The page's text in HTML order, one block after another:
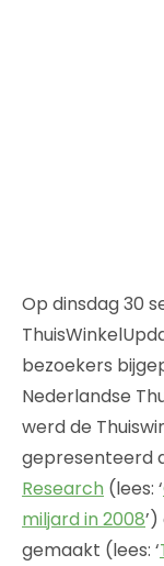
Op dinsdag 30
bezoekers
Nederlandse
werd de
gepresenteerd
Research (lees: ‘
miljard in 2008
gemaakt (lees: ‘